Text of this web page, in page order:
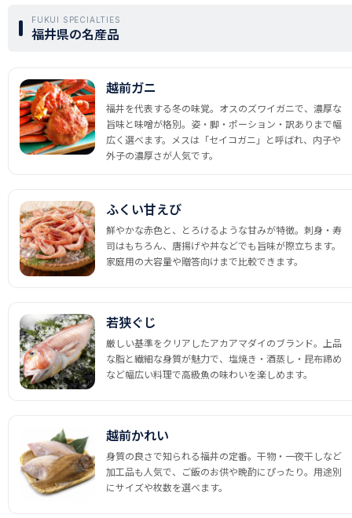
FUKUI SPECIALTIES
福井県の名産品
越前ガニ
福井を代表する冬の味覚。オスのズワイガニで、濃厚な
旨味と味噌が格別。姿・脚・ポーション・訳ありまで幅
広く選べます。メスは「セイコガニ」と呼ばれ、内子や
外子の濃厚さが人気です。
ふくい甘えび
鮮やかな赤色と、とろけるような甘みが特徴。刺身・寿
司はもちろん、唐揚げや丼などでも旨味が際立ちます。
家庭用の大容量や贈答向けまで比較できます。
若狭ぐじ
厳しい基準をクリアしたアカアマダイのブランド。上品
な脂と繊細な身質が魅力で、塩焼き・酒蒸し・昆布締め
など幅広い料理で高級魚の味わいを楽しめます。
越前かれい
身質の良さで知られる福井の定番。干物・一夜干しなど
加工品も人気で、ご飯のお供や晩酌にぴったり。用途別
にサイズや枚数を選べます。